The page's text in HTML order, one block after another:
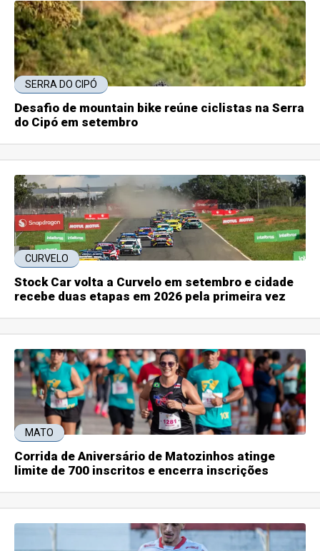
SERRA DO CIPÓ
Desafio de mountain bike reúne ciclistas na Serra
do Cipó em setembro
CURVELO
Stock Car volta a Curvelo em setembro e cidade
recebe duas etapas em 2026 pela primeira vez
MATO
Corrida de Aniversário de Matozinhos atinge
limite de 700 inscritos e encerra inscrições